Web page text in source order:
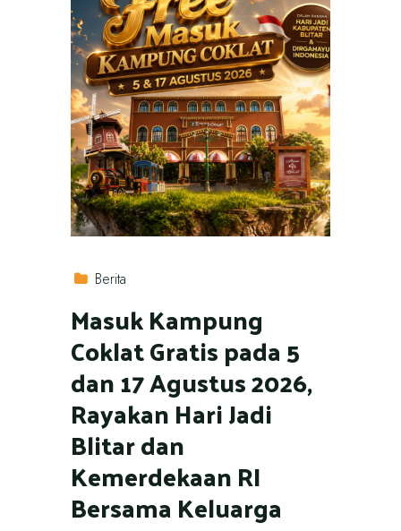
Berita
Masuk Kampung
Coklat Gratis pada 5
dan 17 Agustus 2026,
Rayakan Hari Jadi
Blitar dan
Kemerdekaan RI
Bersama Keluarga